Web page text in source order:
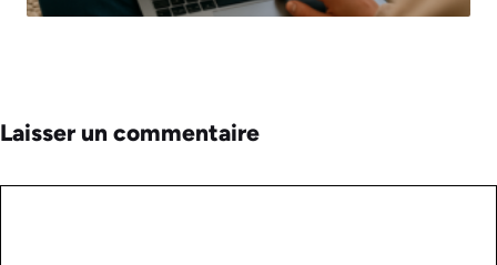
Laisser un commentaire